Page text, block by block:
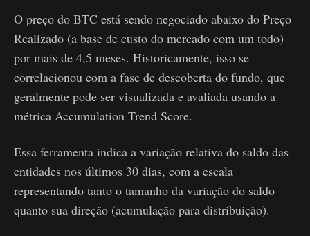
O preço do BTC está sendo negociado abaixo do Preço
Realizado (a base de custo do mercado com um todo)
por mais de 4,5 meses. Historicamente, isso se
correlacionou com a fase de descoberta do fundo, que
geralmente pode ser visualizada e avaliada usando a
métrica Accumulation Trend Score.
Essa ferramenta indica a variação relativa do saldo das
entidades nos últimos 30 dias, com a escala
representando tanto o tamanho da variação do saldo
quanto sua direção (acumulação para distribuição).